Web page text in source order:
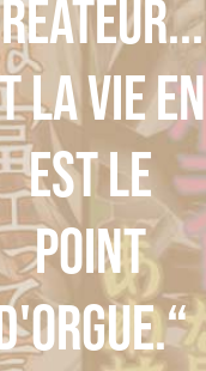
la vie en
est le
point